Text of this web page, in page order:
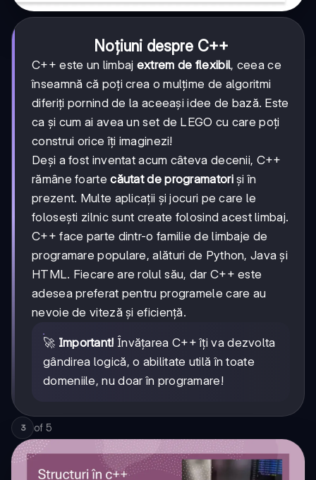
Noțiuni despre C++
C++ este un limbaj extrem de flexibil, ceea ce
înseamnă că poți crea o mulțime de algoritmi
diferiți pornind de la aceeași idee de bază. Este
ca și cum ai avea un set de LEGO cu care poți
construi orice îți imaginezi!
Deși a fost inventat acum câteva decenii, C++
rămâne foartecăutat de programatoriși în
prezent. Multe aplicații și jocuri pe care le
folosești zilnic sunt create folosind acest limbaj.
C++ face parte dintr-o familie de limbaje de
programare populare, alături de Python, Java și
HTML. Fiecare are rolul său, dar C++ este
adesea preferat pentru programele care au
nevoie de viteză și eficiență.
🚀 Important! Învățarea C++ îți va dezvolta
gândirea logică, o abilitate utilă în toate
domeniile, nu doar în programare!
3 of 5